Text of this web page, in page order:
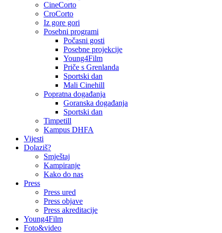
CineCorto
CroCorto
Iz gore gori
Posebni programi
Počasni gosti
Posebne projekcije
Young4Film
Priče s Grenlanda
Sportski dan
Mali Cinehill
Popratna događanja
Goranska događanja
Sportski dan
Timpetill
Kampus DHFA
Vijesti
Dolaziš?
Smještaj
Kampiranje
Kako do nas
Press
Press ured
Press objave
Press akreditacije
Young4Film
Foto&video